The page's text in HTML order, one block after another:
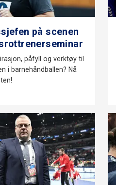
på scenen
påfyll og verktøy til
i barnehåndballen? Nå